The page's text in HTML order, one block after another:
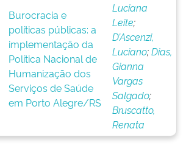
Burocracia e
políticas públicas: a
implementação da
Política Nacional de
Humanização dos
Serviços de Saúde
em Porto Alegre/RS
Luciana
Leite;
D’Ascenzi,
Luciano;Dias,
Gianna
Vargas
Salgado;
Bruscatto,
Renata